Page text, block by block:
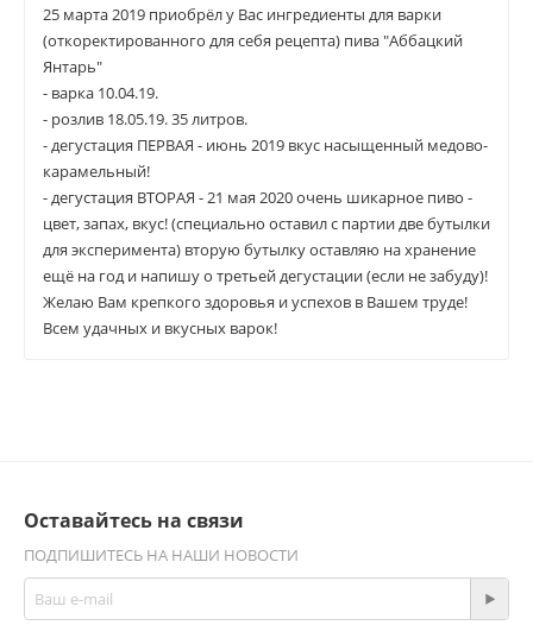
25 марта 2019 приобрёл у Вас ингредиенты для варки
(откоректированного для себя рецепта) пива "Аббацкий
Янтарь"
- варка 10.04.19.
- розлив 18.05.19. 35 литров.
- дегустация ПЕРВАЯ - июнь 2019 вкус насыщенный медово-
карамельный!
- дегустация ВТОРАЯ - 21 мая 2020 очень шикарное пиво -
цвет, запах, вкус! (специально оставил с партии две бутылки
для эксперимента) вторую бутылку оставляю на хранение
ещё на год и напишу о третьей дегустации (если не забуду)!
Желаю Вам крепкого здоровья и успехов в Вашем труде!
Всем удачных и вкусных варок!
Оставайтесь на связи
ПОДПИШИТЕСЬ НА НАШИ НОВОСТИ